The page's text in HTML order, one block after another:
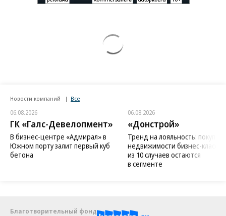
Новости компаний Все
06.08.2026
ГК «Галс-Девелопмент»
В бизнес-центре «Адмирал» в
Южном порту залит первый куб
бетона
06.08.2026
«Донстрой»
Тренд на лояльность:
недвижимости бизнес-класса
из 10 случаев остаются
в сегменте
Благотворительный фонд